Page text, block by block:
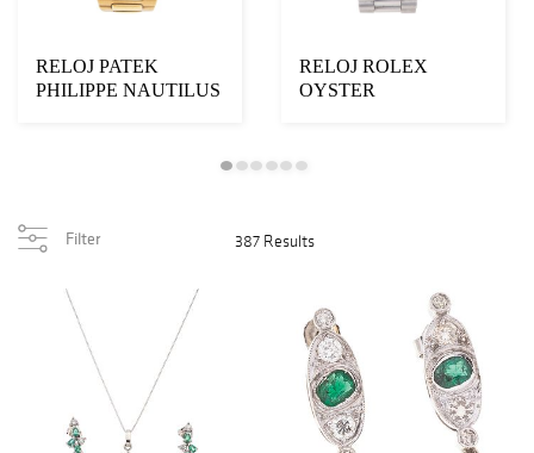
RELOJ PATEK
PHILIPPE NAUTILUS
RELOJ ROLEX
OYSTER
DIAMANTES EN ...
Filter 387 Results